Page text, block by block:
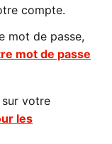
compte.
mot de passe,
mot de passe
votre
les